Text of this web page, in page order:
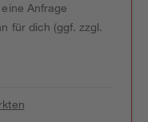
Anfrage
für dich (ggf. zzgl.